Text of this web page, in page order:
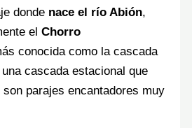
donde nace el río Abión,
elChorro
conocida como la cascada
cascada estacional que
parajes encantadores muy